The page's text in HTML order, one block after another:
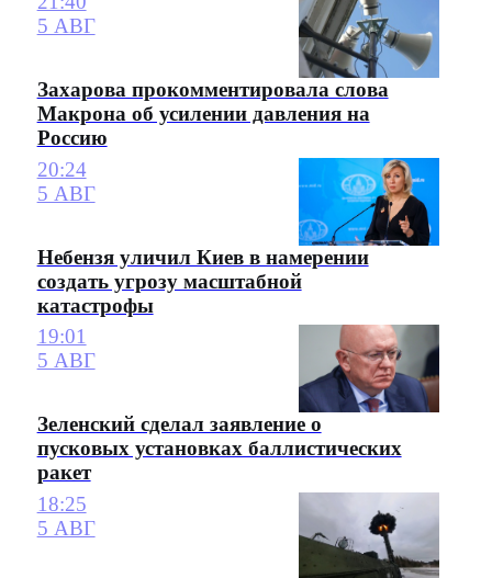
5 АВГ
Захарова прокомментировала слова
Макрона об усилении давления на
Россию
20:24
5 АВГ
Небензя уличил Киев в намерении
создать угрозу масштабной
катастрофы
19:01
5 АВГ
Зеленский сделал заявление о
пусковых установках баллистических
ракет
18:25
5 АВГ